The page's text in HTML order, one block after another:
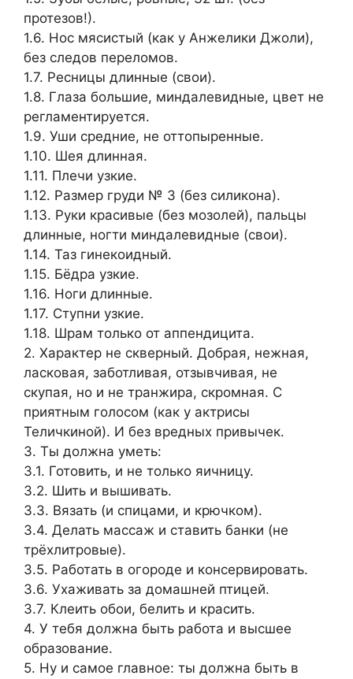
протезов!).
1.6. Нос мясистый (как у Анжелики Джоли),
без следов переломов.
1.7. Ресницы длинные (свои).
1.8. Глаза большие, миндалевидные, цвет не
регламентируется.
1.9. Уши средние, не оттопыренные.
1.10. Шея длинная.
1.11. Плечи узкие.
1.12. Размер груди № 3 (без силикона).
1.13. Руки красивые (без мозолей), пальцы
длинные, ногти миндалевидные (свои).
1.14. Таз гинекоидный.
1.15. Бёдра узкие.
1.16. Ноги длинные.
1.17. Ступни узкие.
1.18. Шрам только от аппендицита.
2. Характер не скверный. Добрая, нежная,
ласковая, заботливая, отзывчивая, не
скупая, но и не транжира, скромная. С
приятным голосом (как у актрисы
Теличкиной). И без вредных привычек.
3. Ты должна уметь:
3.1. Готовить, и не только яичницу.
3.2. Шить и вышивать.
3.3. Вязать (и спицами, и крючком).
3.4. Делать массаж и ставить банки (не
трёхлитровые).
3.5. Работать в огороде и консервировать.
3.6. Ухаживать за домашней птицей.
3.7. Клеить обои, белить и красить.
4. У тебя должна быть работа и высшее
образование.
5. Ну и самое главное: ты должна быть в